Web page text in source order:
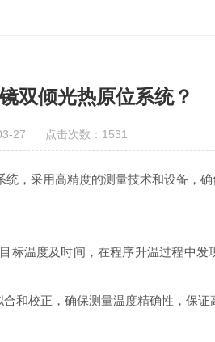
双倾光热原位系统？
27 点击次数：1531
，采用高精度的测量技术和设备，确
度及时间，在程序升温过程中发
校正，确保测量温度精确性，保证